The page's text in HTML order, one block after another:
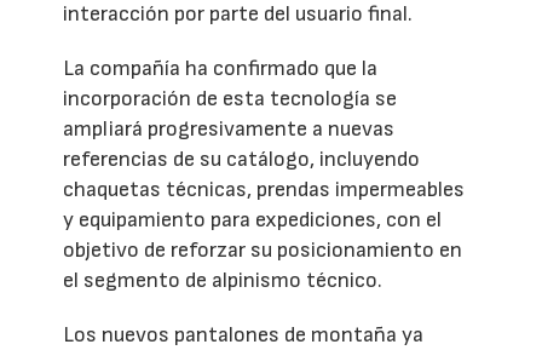
interacción por parte del usuario final.
La compañía ha confirmado que la
incorporación de esta tecnología se
ampliará progresivamente a nuevas
referencias de su catálogo, incluyendo
chaquetas técnicas, prendas impermeables
y equipamiento para expediciones, con el
objetivo de reforzar su posicionamiento en
el segmento de alpinismo técnico.
Los nuevos pantalones de montaña ya